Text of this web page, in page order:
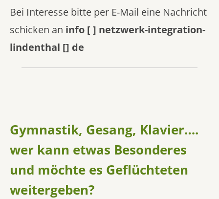
Bei Interesse bitte per E-Mail eine Nachricht
schicken an info [ ] netzwerk-integration-
lindenthal [] de
Gymnastik, Gesang, Klavier….
wer kann etwas Besonderes
und möchte es Geflüchteten
weitergeben?